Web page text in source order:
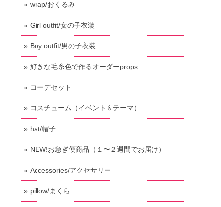
wrap/おくるみ
Girl outfit/女の子衣装
Boy outfit/男の子衣装
好きな毛糸色で作るオーダーprops
コーデセット
コスチューム（イベント＆テーマ）
hat/帽子
NEW!お急ぎ便商品（１〜２週間でお届け）
Accessories/アクセサリー
pillow/まくら